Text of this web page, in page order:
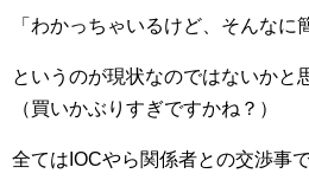
「わかっちゃいるけど、そんなに
というのが現状なのではないかと
（買いかぶりすぎですかね？）
全てはIOCやら関係者との交渉事